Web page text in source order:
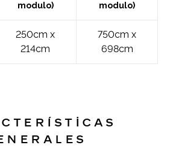
modulo)
modulo)
250cm x
214cm
750cm x
698cm